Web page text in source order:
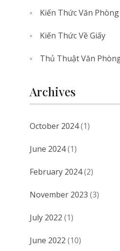
Kiến Thức Văn
Kiến Thức Về Giấy
Thủ Thuật Văn
Archives
October 2024(1)
June 2024(1)
February 2024(2)
November 2023 (3)
July 2022 (1)
June 2022 (10)